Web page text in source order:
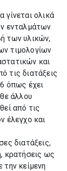
ολικά
ενταλμάτων
των υλικών,
τιμολογίων
και
τις διατάξεις
όπως έχει
άλλου
από τις
έλεγχο και
διατάξεις,
κρατήσεις ως
κείμενη